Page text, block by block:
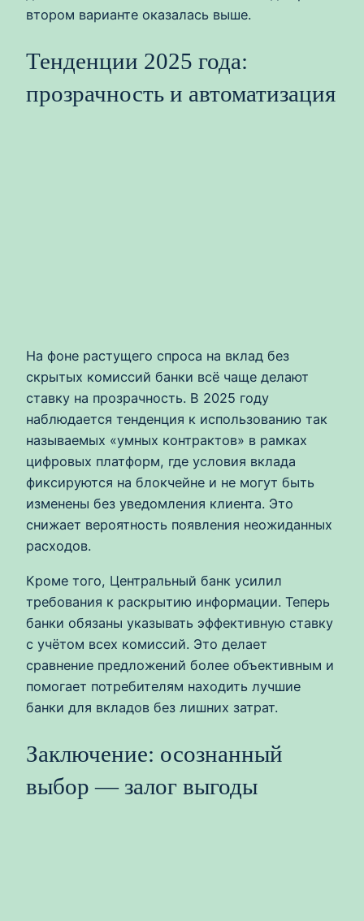
втором варианте оказалась выше.
Тенденции 2025 года:
прозрачность и автоматизация
На фоне растущего спроса на вклад без
скрытых комиссий банки всё чаще делают
ставку на прозрачность. В 2025 году
наблюдается тенденция к использованию так
называемых «умных контрактов» в рамках
цифровых платформ, где условия вклада
фиксируются на блокчейне и не могут быть
изменены без уведомления клиента. Это
снижает вероятность появления неожиданных
расходов.
Кроме того, Центральный банк усилил
требования к раскрытию информации. Теперь
банки обязаны указывать эффективную ставку
с учётом всех комиссий. Это делает
сравнение предложений более объективным и
помогает потребителям находить лучшие
банки для вкладов без лишних затрат.
Заключение: осознанный
выбор — залог выгоды